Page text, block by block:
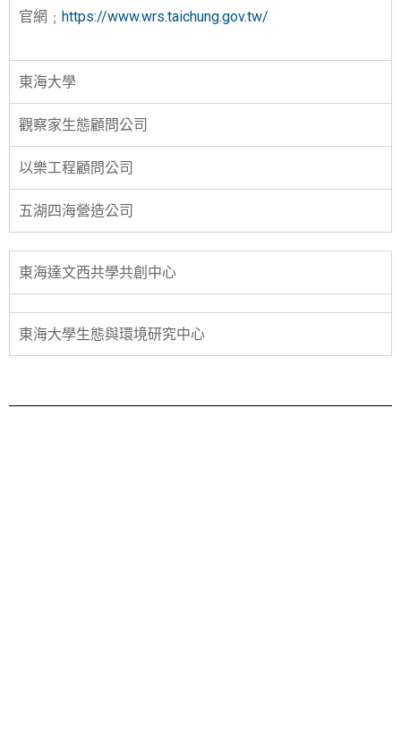
官網﹔ https://www.wrs.taichung.gov.tw/
東海大學
觀察家生態顧問公司
以樂工程顧問公司
五湖四海營造公司
東海達文西共學共創中心
東海大學生態與環境研究中心